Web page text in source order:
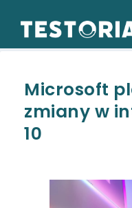
Microsoft
zmiany w
10